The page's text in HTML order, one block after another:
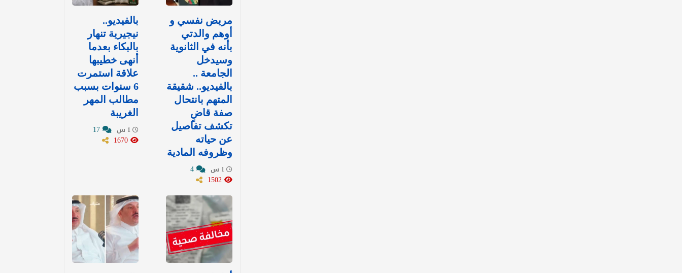
مريض نفسي و
أوهم والدتي
بأنه في الثانوية
وسيدخل
الجامعة ..
بالفيديو.. شقيقة
المتهم بانتحال
صفة قاضٍ
تكشف تفاصيل
عن حياته
وظروفه المادية
بالفيديو..
نيجيرية تنهار
بالبكاء بعدما
أنهى خطيبها
علاقة استمرت
6 سنوات بسبب
مطالب المهر
الغريبة